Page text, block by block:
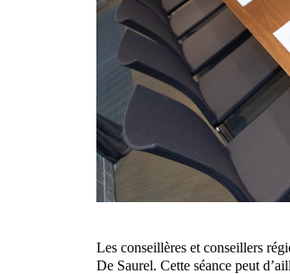
Les conseillères et conseillers
De Saurel. Cette séance peut